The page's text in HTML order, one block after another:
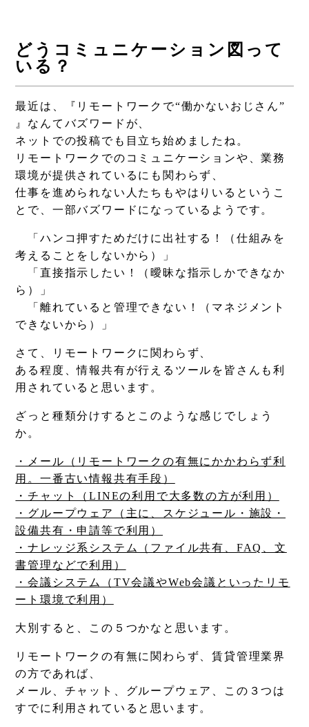
どうコミュニケーション図って
いる？
最近は、『リモートワークで“働かないおじさん”
』なんてバズワードが、
ネットでの投稿でも目立ち始めましたね。
リモートワークでのコミュニケーションや、業務
環境が提供されているにも関わらず、
仕事を進められない人たちもやはりいるというこ
とで、一部バズワードになっているようです。
「ハンコ押すためだけに出社する！（仕組みを
考えることをしないから）」
「直接指示したい！（曖昧な指示しかできなか
ら）」
「離れていると管理できない！（マネジメント
できないから）」
さて、リモートワークに関わらず、
ある程度、情報共有が行えるツールを皆さんも利
用されていると思います。
ざっと種類分けするとこのような感じでしょう
か。
・メール（リモートワークの有無にかかわらず利
用。一番古い情報共有手段）
・チャット（LINEの利用で大多数の方が利用）
・グループウェア（主に、スケジュール・施設・
設備共有・申請等で利用）
・ナレッジ系システム（ファイル共有、FAQ、文
書管理などで利用）
・会議システム（TV会議やWeb会議といったリモ
ート環境で利用）
大別すると、この５つかなと思います。
リモートワークの有無に関わらず、賃貸管理業界
の方であれば、
メール、チャット、グループウェア、この３つは
すでに利用されていると思います。